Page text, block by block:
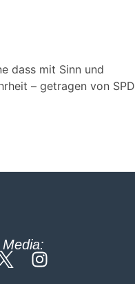
dass mit Sinn und
– getragen von SPD